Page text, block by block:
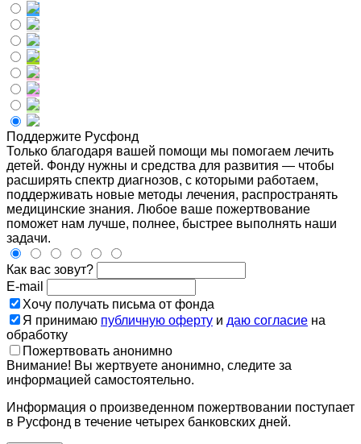
Поддержите Русфонд
Только благодаря вашей помощи мы помогаем лечить
детей. Фонду нужны и средства для развития — чтобы
расширять спектр диагнозов, с которыми работаем,
поддерживать новые методы лечения, распространять
медицинские знания. Любое ваше пожертвование
поможет нам лучше, полнее, быстрее выполнять наши
задачи.
Как вас зовут?
E-mail
Хочу получать письма от фонда
Я принимаю публичную оферту и даю согласие на
обработку
Пожертвовать анонимно
Внимание! Вы жертвуете анонимно, следите за
информацией самостоятельно.
Информация о произведенном пожертвовании поступает
в Русфонд в течение четырех банковских дней.